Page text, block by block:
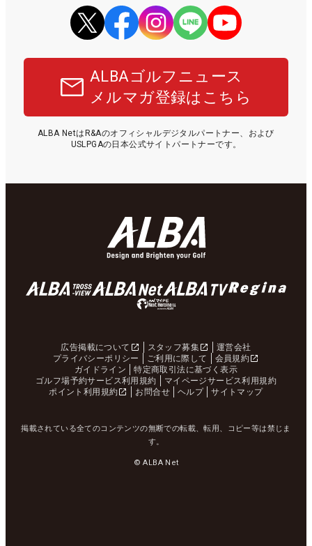
ALBAゴルフニュース
メルマガ登録はこちら
ALBA NetはR&Aのオフィシャルデジタルパートナー、および
USLPGAの日本公式サイトパートナーです。
広告掲載について スタッフ募集
運営会社
プライバシーポリシー
ご利用に際して
会員規約
ガイドライン
特定商取引法に基づく表示
ゴルフ場予約サービス利用規約
マイページサービス利用規約
ポイント利用規約
お問合せ ヘルプ サイトマップ
掲載されている全てのコンテンツの無断での転載、転用、コピー等は禁じま
す。
© ALBA Net